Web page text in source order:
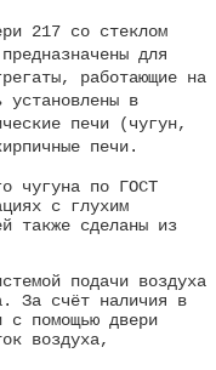
217 со стеклом
для
работающие на
установлены в
печи (чугун,
печи.
чугуна по ГОСТ
с глухим
также сделаны из
подачи воздуха
За счёт наличия в
с помощью двери
воздуха,